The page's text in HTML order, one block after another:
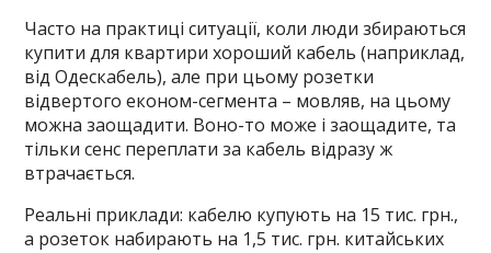
Часто на практиці ситуації, коли люди збираються
купити для квартири хороший кабель (наприклад,
від Одескабель), але при цьому розетки
відвертого економ-сегмента – мовляв, на цьому
можна заощадити. Воно-то може і заощадите, та
тільки сенс переплати за кабель відразу ж
втрачається.
Реальні приклади: кабелю купують на 15 тис. грн.,
а розеток набирають на 1,5 тис. грн. китайських